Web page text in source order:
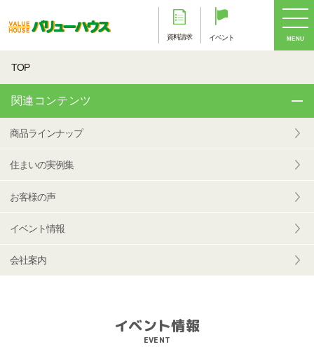
資料請求 イベント MENU
TOP
関連コンテンツ
商品ラインナップ
住まいの実例集
お客様の声
イベント情報
会社案内
イベント情報
EVENT